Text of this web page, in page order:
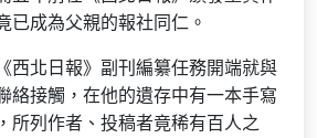
已成為父親的報社同仁。
西北日報》副刊編纂任務開端就與
絡接觸，在他的遺存中有一本手寫
所列作者、投稿者竟稀有百人之